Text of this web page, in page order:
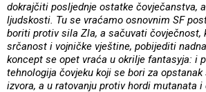
dokrajčiti posljednje ostatke čovječanstva,
ljudskosti. Tu se vraćamo osnovnim SF
boriti protiv sila Zla, a sačuvati čovječnost,
srčanost i vojničke vještine, pobijediti
koncept se opet vraća u okrilje fantasyja: i
tehnologija čovjeku koji se bori za
izvora, a u ratovanju protiv hordi mutanata i